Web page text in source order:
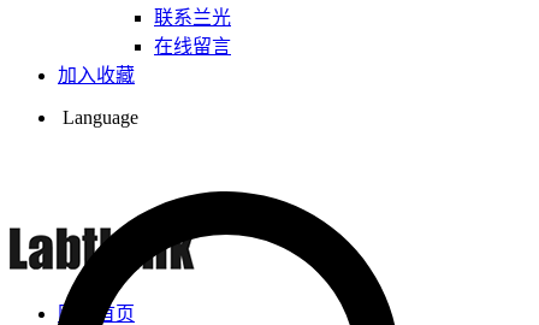
联系兰光
在线留言
加入收藏
Language
网站首页